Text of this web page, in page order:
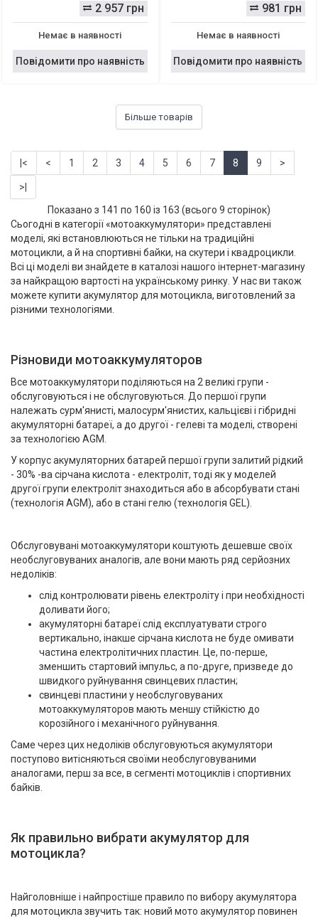
2 957 грн
Немає в наявності
Повідомити про наявність
981 грн
Немає в наявності
Повідомити про наявність
Більше товарів
|< < 1 2 3 4 5 6 7 8 9 >
>|
Показано з 141 по 160 із 163 (всього 9 сторінок)
Сьогодні в категорії «мотоаккумулятори» представлені
моделі, які встановлюються не тільки на традиційні
мотоцикли, а й на спортивні байки, на скутери і квадроцикли.
Всі ці моделі ви знайдете в каталозі нашого інтернет-магазину
за найкращою вартості на українському ринку. У нас ви також
можете купити акумулятор для мотоцикла, виготовлений за
різними технологіями.
Різновиди мотоаккумуляторов
Все мотоаккумулятори поділяються на 2 великі групи -
обслуговуються і не обслуговуються. До першої групи
належать сурм'янисті, малосурм'янистих, кальцієві і гібридні
акумуляторні батареї, а до другої - гелеві та моделі, створені
за технологією AGM.
У корпус акумуляторних батарей першої групи залитий рідкий
- 30% -ва сірчана кислота - електроліт, тоді як у моделей
другої групи електроліт знаходиться або в абсорбувати стані
(технологія AGM), або в стані гелю (технологія GEL).
Обслуговувані мотоаккумулятори коштують дешевше своїх
необслуговуваних аналогів, але вони мають ряд серйозних
недоліків:
слід контролювати рівень електроліту і при необхідності
доливати його;
акумуляторні батареї слід експлуатувати строго
вертикально, інакше сірчана кислота не буде омивати
частина електролітичних пластин. Це, по-перше,
зменшить стартовий імпульс, а по-друге, призведе до
швидкого руйнування свинцевих пластин;
свинцеві пластини у необслуговуваних
мотоаккумуляторов мають меншу стійкістю до
корозійного і механічного руйнування.
Саме через цих недоліків обслуговуються акумулятори
поступово витісняються своїми необслуговуваними
аналогами, перш за все, в сегменті мотоциклів і спортивних
байків.
Як правильно вибрати акумулятор для
мотоцикла?
Найголовніше і найпростіше правило по вибору акумулятора
для мотоцикла звучить так: новий мото акумулятор повинен